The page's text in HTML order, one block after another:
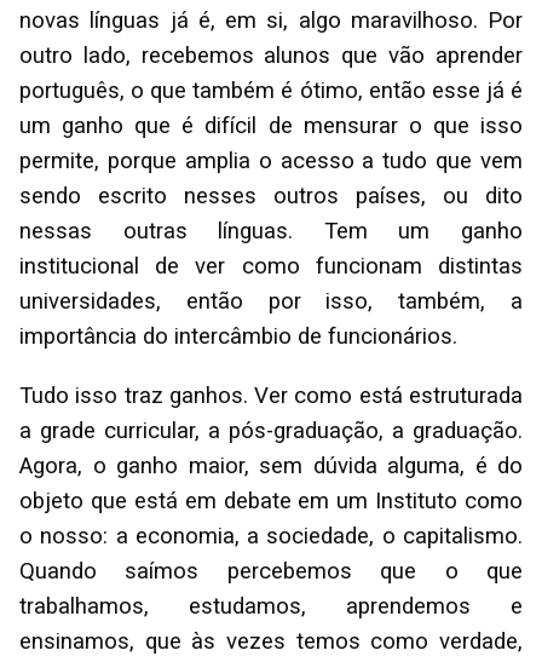
novas línguas já é, em si, algo maravilhoso. Por
outro lado, recebemos alunos que vão aprender
português, o que também é ótimo, então esse já é
um ganho que é difícil de mensurar o que isso
permite, porque amplia o acesso a tudo que vem
sendo escrito nesses outros países, ou dito
nessas outras línguas. Tem um ganho
institucional de ver como funcionam distintas
universidades, então por isso, também, a
importância do intercâmbio de funcionários.
Tudo isso traz ganhos. Ver como está estruturada
a grade curricular, a pós-graduação, a graduação.
Agora, o ganho maior, sem dúvida alguma, é do
objeto que está em debate em um Instituto como
o nosso: a economia, a sociedade, o capitalismo.
Quando saímos percebemos que o que
trabalhamos, estudamos, aprendemos e
ensinamos, que às vezes temos como verdade,